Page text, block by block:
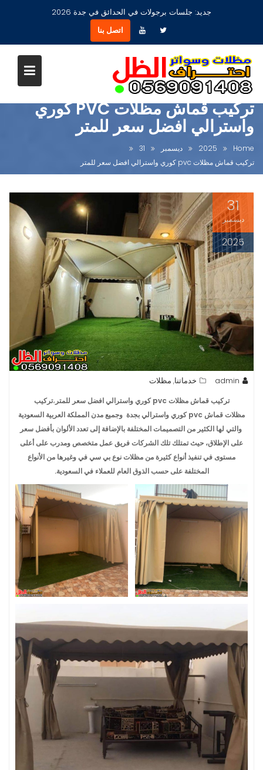
مظلات جلسات حدائق أشكال مودرن عصرية جديدة بجدة
اتصل بنا
تركيب قماش مظلات PVC كوري
واسترالي افضل سعر للمتر
Home
2025 ديسمبر
31
تركيب قماش مظلات pvc كوري واسترالي افضل سعر للمتر
31
ديسمبر
2025
admin خدماتنا, مظلات
تركيب قماش مظلات pvc كوري واسترالي افضل سعر للمتر ،تركيب
مظلات قماش pvc كوري واسترالي بجدة وجميع مدن المملكة العربية السعودية
والتي لها الكثير من التصميمات المختلفة بالإضافة إلى تعدد الألوان بأفضل سعر
على الإطلاق، حيث تمتلك تلك الشركات فريق عمل متخصص ومدرب على أعلى
مستوى في تنفيذ أنواع كثيرة من مظلات نوع بي سي في وغيرها من الأنواع
المختلفة على حسب الذوق العام للعملاء في السعودية.